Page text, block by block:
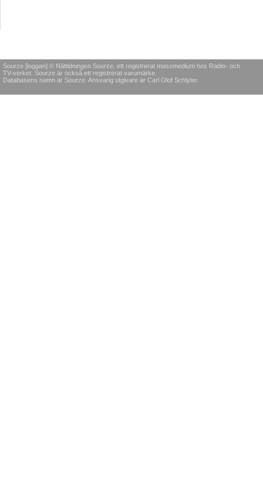
Sourze [loggan] © Nättidningen Sourze, ett registrerat massmedium hos Radio- och
TV-verket. Sourze är också ett registrerat varumärke.
Databasens namn är Sourze. Ansvarig utgivare är Carl Olof Schlyter.